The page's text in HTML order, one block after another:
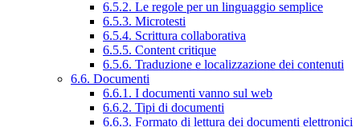
6.5.2. Le regole per un linguaggio semplice
6.5.3. Microtesti
6.5.4. Scrittura collaborativa
6.5.5. Content critique
6.5.6. Traduzione e localizzazione dei contenuti
6.6. Documenti
6.6.1. I documenti vanno sul web
6.6.2. Tipi di documenti
6.6.3. Formato di lettura dei documenti elettronici